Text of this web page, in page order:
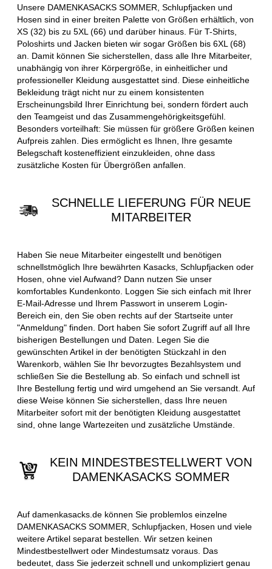
Unsere DAMENKASACKS SOMMER, Schlupfjacken und
Hosen sind in einer breiten Palette von Größen erhältlich, von
XS (32) bis zu 5XL (66) und darüber hinaus. Für T-Shirts,
Poloshirts und Jacken bieten wir sogar Größen bis 6XL (68)
an. Damit können Sie sicherstellen, dass alle Ihre Mitarbeiter,
unabhängig von ihrer Körpergröße, in einheitlicher und
professioneller Kleidung ausgestattet sind. Diese einheitliche
Bekleidung trägt nicht nur zu einem konsistenten
Erscheinungsbild Ihrer Einrichtung bei, sondern fördert auch
den Teamgeist und das Zusammengehörigkeitsgefühl.
Besonders vorteilhaft: Sie müssen für größere Größen keinen
Aufpreis zahlen. Dies ermöglicht es Ihnen, Ihre gesamte
Belegschaft kosteneffizient einzukleiden, ohne dass
zusätzliche Kosten für Übergrößen anfallen.
SCHNELLE LIEFERUNG FÜR NEUE
MITARBEITER
Haben Sie neue Mitarbeiter eingestellt und benötigen
schnellstmöglich Ihre bewährten Kasacks, Schlupfjacken oder
Hosen, ohne viel Aufwand? Dann nutzen Sie unser
komfortables Kundenkonto. Loggen Sie sich einfach mit Ihrer
E-Mail-Adresse und Ihrem Passwort in unserem Login-
Bereich ein, den Sie oben rechts auf der Startseite unter
"Anmeldung" finden. Dort haben Sie sofort Zugriff auf all Ihre
bisherigen Bestellungen und Daten. Legen Sie die
gewünschten Artikel in der benötigten Stückzahl in den
Warenkorb, wählen Sie Ihr bevorzugtes Bezahlsystem und
schließen Sie die Bestellung ab. So einfach und schnell ist
Ihre Bestellung fertig und wird umgehend an Sie versandt. Auf
diese Weise können Sie sicherstellen, dass Ihre neuen
Mitarbeiter sofort mit der benötigten Kleidung ausgestattet
sind, ohne lange Wartezeiten und zusätzliche Umstände.
KEIN MINDESTBESTELLWERT VON
DAMENKASACKS SOMMER
Auf damenkasacks.de können Sie problemlos einzelne
DAMENKASACKS SOMMER, Schlupfjacken, Hosen und viele
weitere Artikel separat bestellen. Wir setzen keinen
Mindestbestellwert oder Mindestumsatz voraus. Das
bedeutet, dass Sie jederzeit schnell und unkompliziert genau